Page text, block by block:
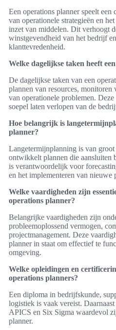
Een operations planner speelt
van operationele strategieën en
inzet van middelen. Dit verhoogt
winstgevendheid van het bedrijf
klanttevredenheid.
Welke dagelijkse taken heeft
De dagelijkse taken van een
plannen van resources, monitoren
van operationele problemen.
soepel laten verlopen van de
Hoe belangrijk is
planner?
Langetermijnplanning is van
ontwikkelt plannen die aansluiten
is verantwoordelijk voor
en het implementeren van nieuwe
Welke vaardigheden zijn
operations planner?
Belangrijke vaardigheden zijn
probleemoplossend vermogen,
projectmanagement. Deze
planner in staat om effectief te
omgeving.
Welke opleidingen en
operations planners?
Een diploma in bedrijfskunde,
logistiek is vaak vereist.
APICS en Six Sigma waardevol
planner.